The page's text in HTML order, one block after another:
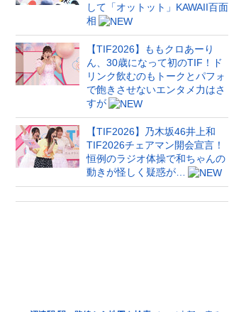
して「オットット」KAWAII百面
相
【TIF2026】ももクロあーり
ん、30歳になって初のTIF！ド
リンク飲むのもトークとパフォ
で飽きさせないエンタメ力はさ
すが
【TIF2026】乃木坂46井上和
TIF2026チェアマン開会宣言！
恒例のラジオ体操で和ちゃんの
動きが怪しく疑惑が…